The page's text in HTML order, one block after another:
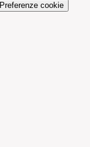
Preferenze cookie